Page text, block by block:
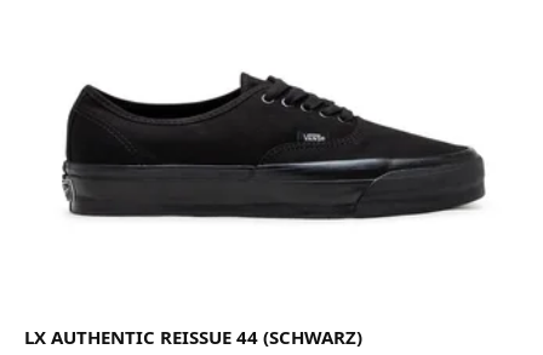
LX AUTHENTIC REISSUE 44 (SCHWARZ)